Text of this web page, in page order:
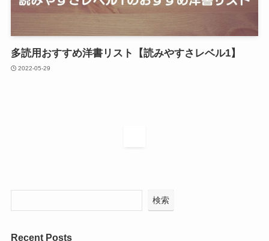
多読用おすすめ洋書リスト【読みやすさレベル1】
2022-05-29
検索
Recent Posts